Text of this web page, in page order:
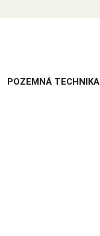
POZEMNÁ TECHNIKA